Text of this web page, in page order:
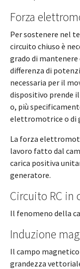
Forza
Per sostenere nel
circuito chiuso è
grado di mantenere
differenza di
necessaria per il
dispositivo prende
o, più
elettromotrice o di
La forza
lavoro fatto dal
carica positiva
generatore.
Circuito RC in
Il fenomeno della
Induzione
Il campo
grandezza